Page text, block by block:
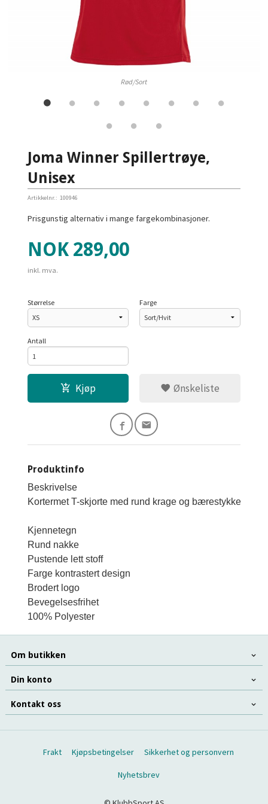
Rød/Sort
Joma Winner Spillertrøye,
Unisex
Artikkelnr.: 100946
Prisgunstig alternativ i mange fargekombinasjoner.
Pris
NOK 289,00
inkl. mva.
Størrelse Farge
Antall
Kjøp Ønskeliste
Produktinfo
Beskrivelse
Kortermet T-skjorte med rund krage og bærestykke i
Kjennetegn
Rund nakke
Pustende lett stoff
Farge kontrastert design
Brodert logo
Bevegelsesfrihet
100% Polyester
Om butikken
Din konto
Kontakt oss
Frakt Kjøpsbetingelser Sikkerhet og personvern
Nyhetsbrev